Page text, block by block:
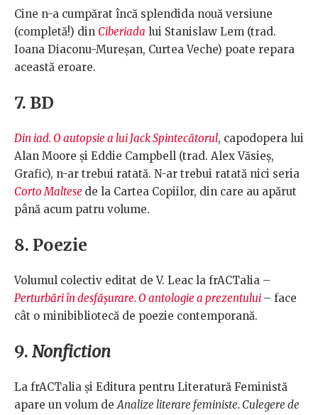
Cine n-a cumpărat încă splendida nouă versiune
(completă!) din Ciberiada lui Stanislaw Lem (trad.
Ioana Diaconu-Mureșan, Curtea Veche) poate repara
această eroare.
7. BD
Din iad. O autopsie a lui Jack Spintecătorul, capodopera lui
Alan Moore și Eddie Campbell (trad. Alex Văsieș,
Grafic), n-ar trebui ratată. N-ar trebui ratată nici seria
Corto Maltese de la Cartea Copiilor, din care au apărut
până acum patru volume.
8. Poezie
Volumul colectiv editat de V. Leac la frACTalia –
Perturbări în desfășurare. O antologie a prezentului – face
cât o minibibliotecă de poezie contemporană.
9. Nonfiction
La frACTalia și Editura pentru Literatură Feministă
apare un volum deAnalize literare feministe. Culegere de